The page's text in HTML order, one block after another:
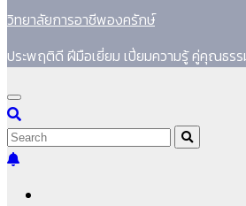
วิทยาลัยการอาชีพองครักษ์
ประพฤติดี ฝีมือเยี่ยม เปี่ยมความรู้ คู่คุณธร